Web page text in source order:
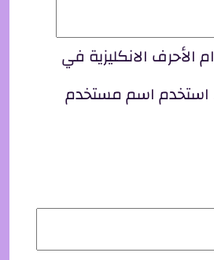
الأحرف الانكليزية في
استخدم اسم مستخدم